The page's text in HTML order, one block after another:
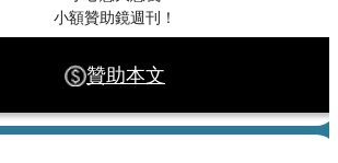
小額贊助鏡週刊！
贊助本文